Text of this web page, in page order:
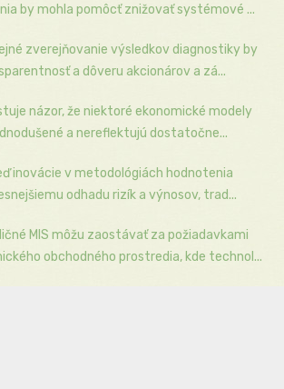
by mohla pomôcť znižovať systémové ...
zverejňovanie výsledkov diagnostiky by
a dôveru akcionárov a zá...
názor, že niektoré ekonomické modely
a nereflektujú dostatočne...
inovácie v metodológiách hodnotenia
odhadu rizík a výnosov, trad...
MIS môžu zaostávať za požiadavkami
obchodného prostredia, kde technol...